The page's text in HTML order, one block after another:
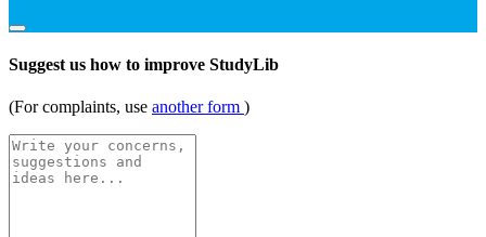
Suggest us how to improve StudyLib
(For complaints, use another form )